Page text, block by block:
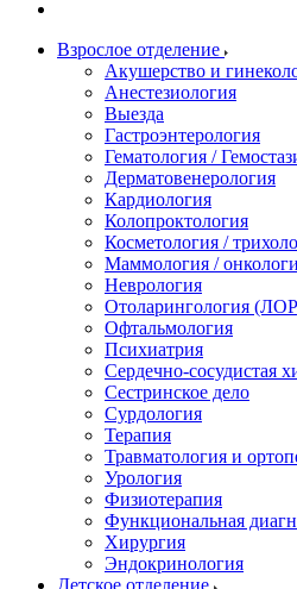
Взрослое отделение
Акушерство и
Анестезиология
Выезда
Гастроэнтерология
Гематология /
Дерматовенерология
Кардиология
Колопроктология
Косметология /
Маммология /
Неврология
Отоларингология
Офтальмология
Психиатрия
Сердечно-сосудистая
Сестринское дело
Сурдология
Терапия
Травматология и
Урология
Физиотерапия
Функциональная
Хирургия
Эндокринология
Детское отделение